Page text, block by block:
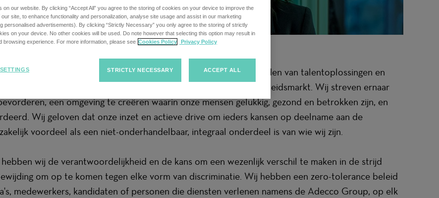
te laten werken voor iedereen. Wij richten ons op het bieden van talentoplossingen en
voor waarin iedereen de kans krijgt om deel te nemen aan de arbeidsmarkt. Wij streven ernaar
een omgeving te creëren waarin onze mensen gelukkig, gezond en betrokken zijn, en
Wij geloven dat onze inzet en actieve drive om ieders kansen op deelname aan de
voordeel als een niet-onderhandelbaar, integraal onderdeel is van wie wij zijn.
wij de verantwoordelijkheid en de kans om een wezenlijk verschil te maken in de strijd
om op te komen tegen elke vorm van discriminatie. Wij hebben een zero-tolerance beleid
medewerkers, kandidaten of personen die diensten verlenen namens de Adecco Group, op elk
on our website. By clicking “Accept All” you agree to the storing of cookies on your device to improve the
site, to enhance functionality and personalization, analyse site usage and assist in our marketing
personalised advertisements). By clicking “Strictly Necessary” you only agree to the storing of strictly
on your device. No other cookies will be used. Do note however that selecting this option may result in
browsing experience. For more information, please see Cookies Policy Privacy Policy
STRICTLY NECESSARY ACCEPT ALL